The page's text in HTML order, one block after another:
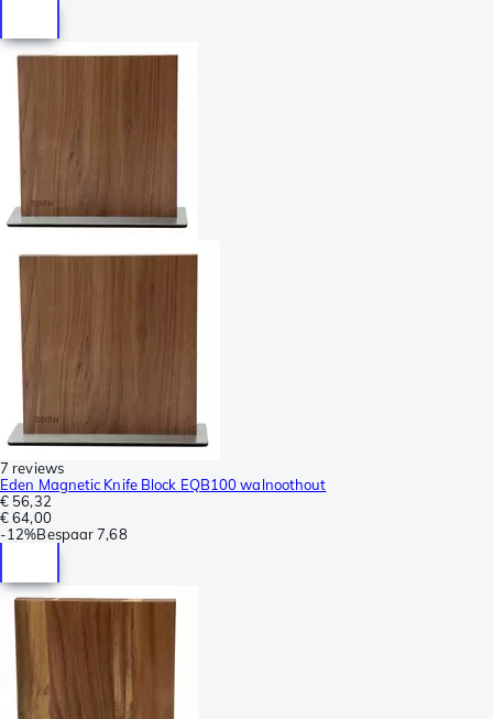
7 reviews
Eden Magnetic Knife Block EQB100 walnoothout
€ 56,32
€ 64,00
-12%Bespaar 7,68